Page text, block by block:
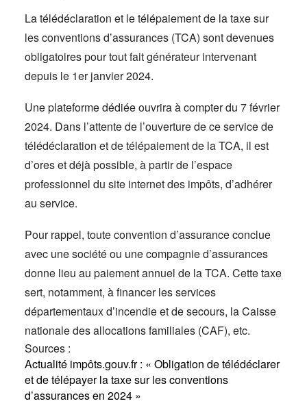
La télédéclaration et le télépaiement de la taxe sur
les conventions d’assurances (TCA) sont devenues
obligatoires pour tout fait générateur intervenant
depuis le 1er janvier 2024.
Une plateforme dédiée ouvrira à compter du 7 février
2024. Dans l’attente de l’ouverture de ce service de
télédéclaration et de télépaiement de la TCA, il est
d’ores et déjà possible, à partir de l’espace
professionnel du site internet des impôts, d’adhérer
au service.
Pour rappel, toute convention d’assurance conclue
avec une société ou une compagnie d’assurances
donne lieu au paiement annuel de la TCA. Cette taxe
sert, notamment, à financer les services
départementaux d’incendie et de secours, la Caisse
nationale des allocations familiales (CAF), etc.
Sources :
Actualité impôts.gouv.fr : « Obligation de télédéclarer
et de télépayer la taxe sur les conventions
d’assurances en 2024 »